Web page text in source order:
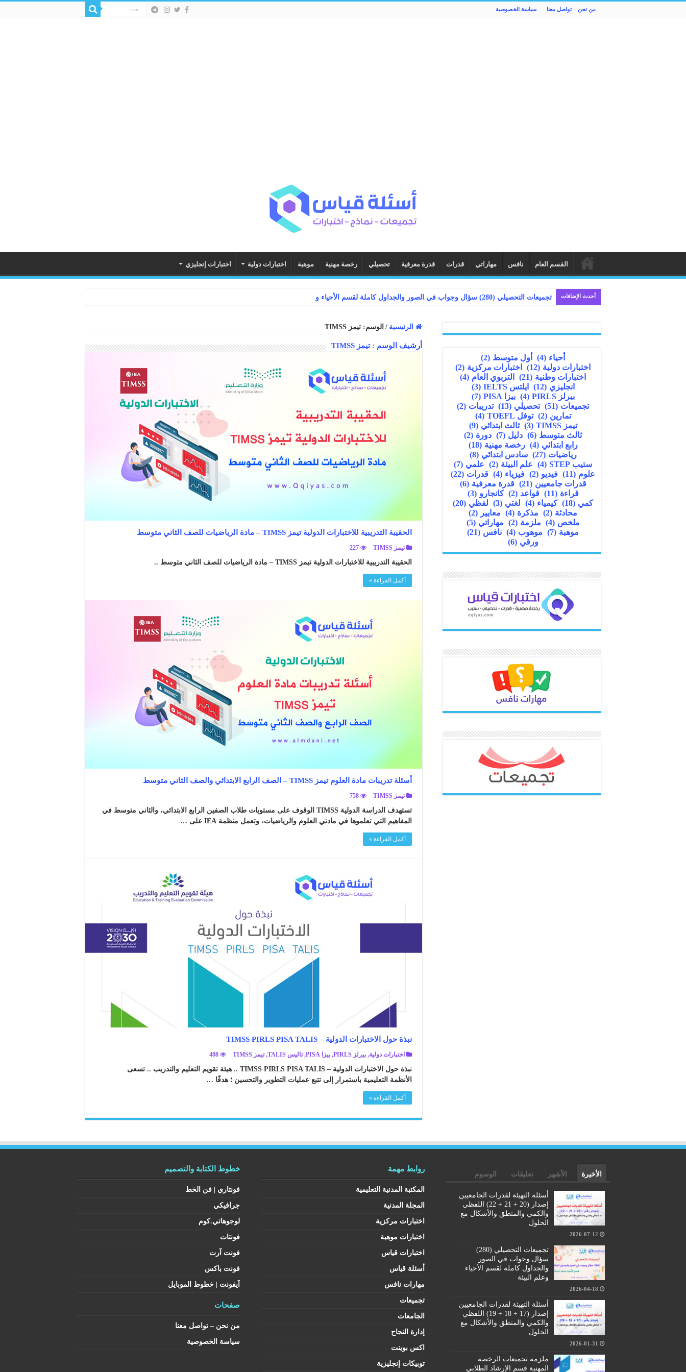
من نحن – تواصل معنا سياسة الخصوصية
القسم العام نافس مهاراتي قدرات قدرة معرفية تحصيلي رخصة مهنية موهبة اختبارات دولية اختبارات إنجليزي
أحدث الإضافات
الرئيسية / الوسم: تيمز TIMSS
أرشيف الوسم :تيمز TIMSS
الحقيبة التدريبية للاختبارات الدولية تيمز TIMSS – مادة الرياضيات للصف الثاني متوسط
تيمز TIMSS 227
الحقيبة التدريبية للاختبارات الدولية تيمز TIMSS – مادة الرياضيات للصف الثاني متوسط ..
أكمل القراءة »
أسئلة تدريبات مادة العلوم تيمز TIMSS – الصف الرابع الابتدائي والصف الثاني متوسط
تيمز TIMSS 758
تستهدف الدراسة الدولية TIMSS الوقوف على مستويات طلاب الصفين الرابع الابتدائي، والثاني متوسط في
المفاهيم التي تعلموها في مادتي العلوم والرياضيات، وتعمل منظمة IEA على …
أكمل القراءة »
نبذة حول الاختبارات الدولية – TIMSS PIRLS PISA TALIS
اختبارات دولية, بيرلز PIRLS , بيزا PISA ,تاليس TALIS ,تيمز TIMSS 488
نبذة حول الاختبارات الدولية – TIMSS PIRLS PISA TALIS .. هيئة تقويم التعليم والتدريب .. تسعى
الأنظمة التعليمية باستمرار إلى تتبع عمليات التطوير والتحسين ؛ هدفًا …
أكمل القراءة »
أحياء (4) أول متوسط (2)
اختبارات دولية (12) اختبارات مركزية (2)
اختبارات وطنية (21) التربوي العام (4)
انجليزي (12) ايلتس IELTS
(3)
بيرلز PIRLS
(4) بيزا PISA
(7)
تجميعات (51) تحصيلي (13) تدريبات (2)
تمارين (2) توفل TOEFL
(4)
تيمز TIMSS
(3) ثالث ابتدائي (9)
ثالث متوسط (6) دليل (7) دورة (2)
رابع ابتدائي (4) رخصة مهنية (18)
رياضيات (27) سادس ابتدائي (8)
ستيب STEP
(4) علم البيئة (2) علمي (7)
علوم (11) فيديو (2) فيزياء (4) قدرات (22)
قدرات جامعيين (21) قدرة معرفية (6)
قراءة (11) قواعد (2) كانجارو (3)
كمي (18) كيمياء (4) لغتي (3) لفظي (20)
محادثة (2) مذكرة (4) معايير (2)
ملخص (4) ملزمة (2) مهاراتي (5)
موهبة (7) موهوب (4) نافس (21)
ورقي (6)
الأخيرة الأشهر تعليقات الوسوم
أسئلة التهيئة لقدرات الجامعيين
إصدار (20 + 21 + 22) اللفظي
والكمي والمنطق والأشكال مع
الحلول
2026-07-12
تجميعات التحصيلي (280)
سؤال وجواب في الصور
والجداول كاملة لقسم الأحياء
وعلم البيئة
2026-04-18
أسئلة التهيئة لقدرات الجامعيين
إصدار (17 + 18 + 19) اللفظي
والكمي والمنطق والأشكال مع
الحلول
2026-01-31
ملزمة تجميعات الرخصة
المهنية قسم الإرشاد الطلابي
روابط مهمة
المكتبة المدنية التعليمية
المجلة المدنية
اختبارات مركزية
اختبارات موهبة
اختبارات قياس
أسئلة قياس
مهارات نافس
تجميعات
الجامعات
إدارة النجاح
اكس بوينت
توبيكات إنجليزية
خطوط الكتابة والتصميم
فونتاري | فن الخط
جرافيكي
لوجوهاتي.كوم
فونتات
فونت آرت
فونت باكس
آيفونت | خطوط الموبايل
صفحات
من نحن – تواصل معنا
سياسة الخصوصية